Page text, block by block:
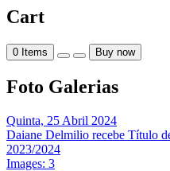
Cart
0 Items Buy now
Foto Galerias
Quinta, 25 Abril 2024
Daiane Delmilio recebe Título
2023/2024
Images: 3